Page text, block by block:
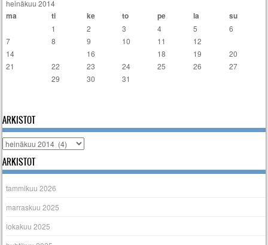
heinäkuu 2014
ma ti ke to pe la su
1 2 3 4 5
6
7
8 9 10 11 12
14
16 18 19
20
21
22 23 24 25 26
27
29 30 31
ARKISTOT
Arkistot
ARKISTOT
tammikuu 2026
marraskuu 2025
lokakuu 2025